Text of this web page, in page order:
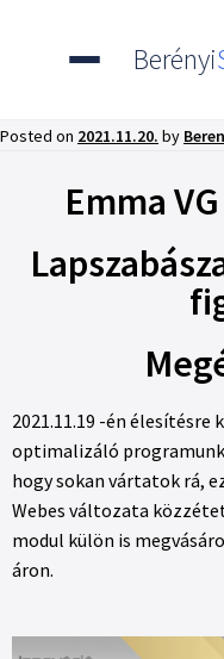
Berényi
Posted on 2021.11.20. by
Emma
2021.11.19 -én
optimalizáló programunk
hogy sokan vártatok rá,
Webes változata
modul külön is
áron.